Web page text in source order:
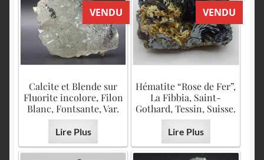
VENDU
Calcite et Blende sur
Fluorite incolore, Filon
Blanc, Fontsante, Var.
Lire Plus
VENDU
Hématite “Rose de Fer”,
La Fibbia, Saint-
Gothard, Tessin, Suisse.
Lire Plus